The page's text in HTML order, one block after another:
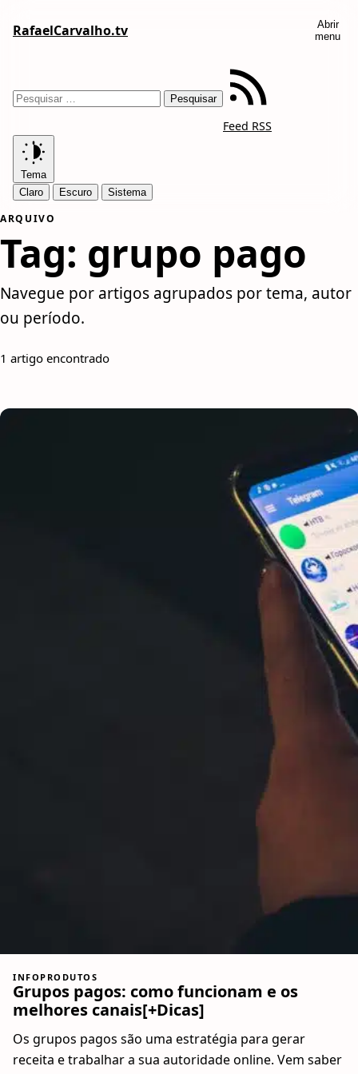
RafaelCarvalho.tv
Abrir
menu
Feed RSS
Tema
Claro
Escuro Sistema
ARQUIVO
Tag: grupo pago
Navegue por artigos agrupados por tema, autor
ou período.
1 artigo encontrado
INFOPRODUTOS
Grupos pagos: como funcionam e os
melhores canais[+Dicas]
Os grupos pagos são uma estratégia para gerar
receita e trabalhar a sua autoridade online. Vem saber